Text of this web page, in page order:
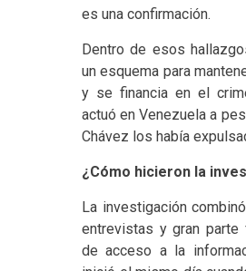
es una confirmación.
Dentro de esos
un esquema para
y se financia en el
actuó en Venezuela a
Chávez los había
¿Cómo hicieron la
La investigación
entrevistas y gran parte
de acceso a la